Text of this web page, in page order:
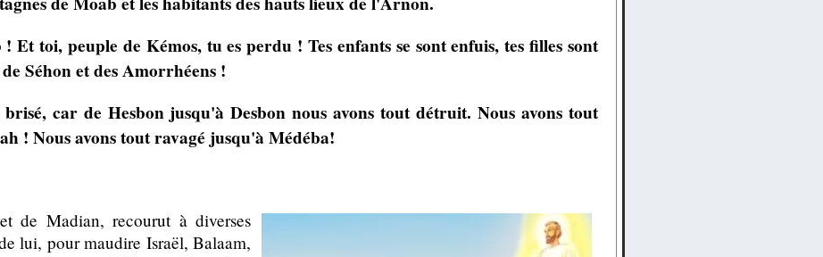
toi, peuple de Kémos, tu es perdu ! Tes enfants se sont enfuis, tes filles sont
Séhon et des Amorrhéens !
car de Hesbon jusqu'à Desbon nous avons tout détruit. Nous avons tout
! Nous avons tout ravagé jusqu'à Médéba!
de Madian, recourut à diverses
lui, pour maudire Israël, Balaam,